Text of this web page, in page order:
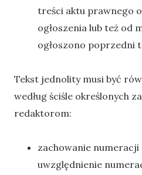
treści aktu prawnego
ogłoszenia lub też od
ogłoszono poprzedni
Tekst jednolity musi być
według ściśle określonych
redaktorom:
zachowanie
uwzględnienie